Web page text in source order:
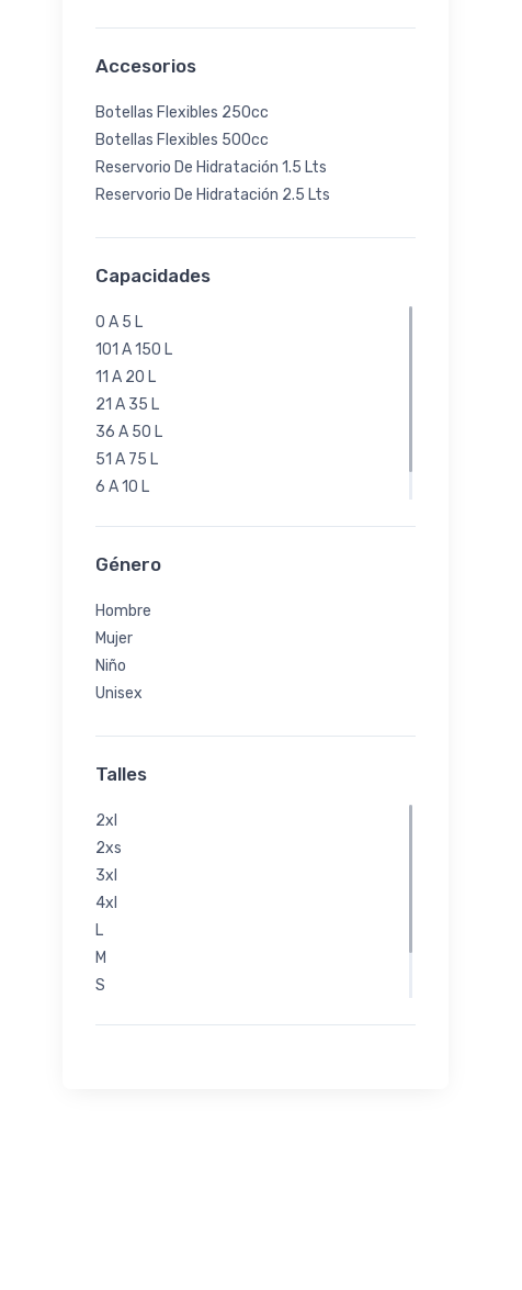
Accesorios
Botellas Flexibles 250cc
Botellas Flexibles 500cc
Reservorio De Hidratación 1.5 Lts
Reservorio De Hidratación 2.5 Lts
Capacidades
0 A 5 L
101 A 150 L
11 A 20 L
21 A 35 L
36 A 50 L
51 A 75 L
6 A 10 L
Género
Hombre
Mujer
Niño
Unisex
Talles
2xl
2xs
3xl
4xl
L
M
S